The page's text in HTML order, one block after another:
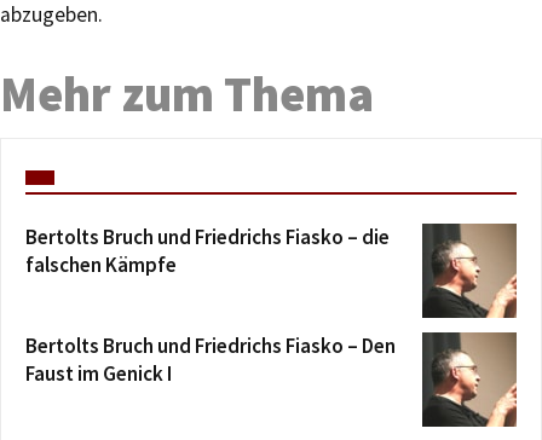
abzugeben.
Mehr zum Thema
Bertolts Bruch und Friedrichs Fiasko – die
falschen Kämpfe
Bertolts Bruch und Friedrichs Fiasko – Den
Faust im Genick I